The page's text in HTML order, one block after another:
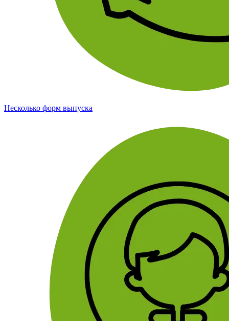
Несколько форм выпуска